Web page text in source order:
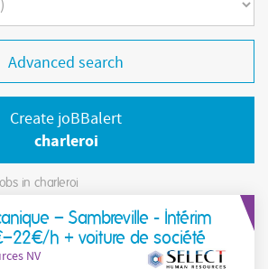
Advanced search
Create joBBalert
charleroi
in charleroi
– Sambreville - Intérim
h + voiture de société
NV